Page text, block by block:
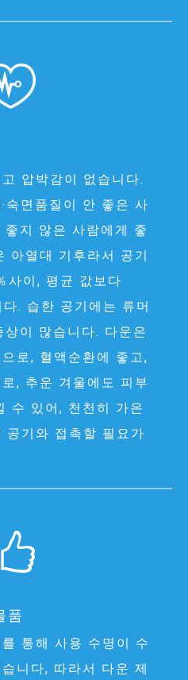
압박감이 없습니다.
숙면품질이 안 좋은 사
좋지 않은 사람에게 좋
아열대 기후라서 공기
사이, 평균 값보다
. 습한 공기에는 류머
상이 많습니다. 다운은
로, 혈액순환에 좋고,
, 추운 겨울에도 피부
수 있어, 천천히 가온
공기와 접촉할 필요가
품
통해 사용 수명이 수
니다, 따라서 다운 제